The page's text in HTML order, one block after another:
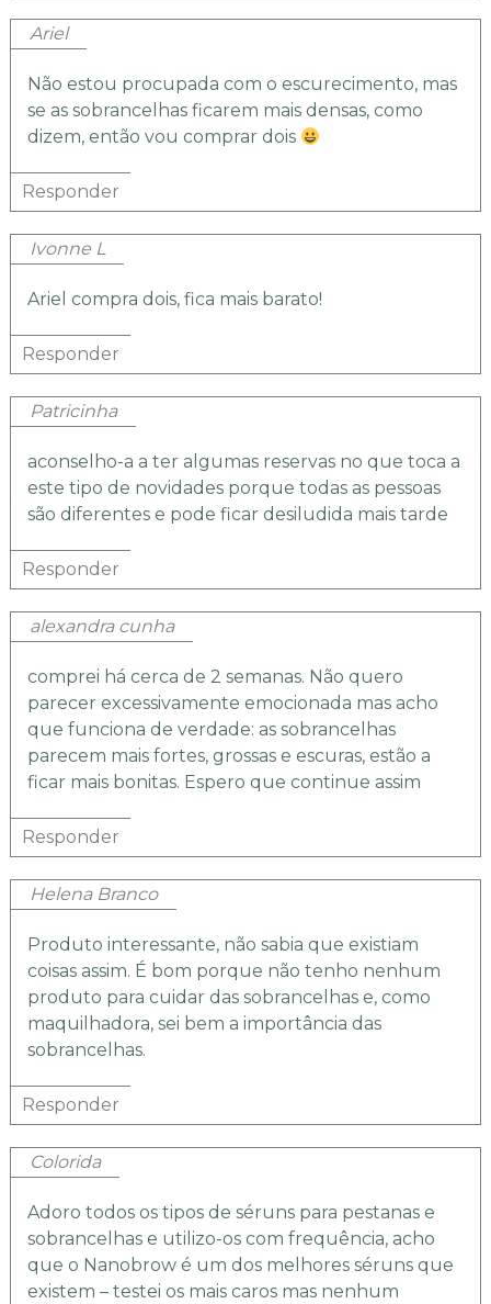
Ariel
Não estou procupada com o escurecimento, mas
se as sobrancelhas ficarem mais densas, como
dizem, então vou comprar dois
Responder
Ivonne L
Ariel compra dois, fica mais barato!
Responder
Patricinha
aconselho-a a ter algumas reservas no que toca a
este tipo de novidades porque todas as pessoas
são diferentes e pode ficar desiludida mais tarde
Responder
alexandra cunha
comprei há cerca de 2 semanas. Não quero
parecer excessivamente emocionada mas acho
que funciona de verdade: as sobrancelhas
parecem mais fortes, grossas e escuras, estão a
ficar mais bonitas. Espero que continue assim
Responder
Helena Branco
Produto interessante, não sabia que existiam
coisas assim. É bom porque não tenho nenhum
produto para cuidar das sobrancelhas e, como
maquilhadora, sei bem a importância das
sobrancelhas.
Responder
Colorida
Adoro todos os tipos de séruns para pestanas e
sobrancelhas e utilizo-os com frequência, acho
que o Nanobrow é um dos melhores séruns que
existem – testei os mais caros mas nenhum